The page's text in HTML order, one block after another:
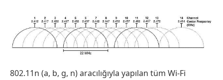
802.11n (a, b, g, n) aracılığıyla yapılan tüm Wi-Fi